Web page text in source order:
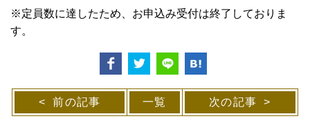
※定員数に達したため、お申込み受付は終了しておりま
す。
前の記事 一覧 次の記事